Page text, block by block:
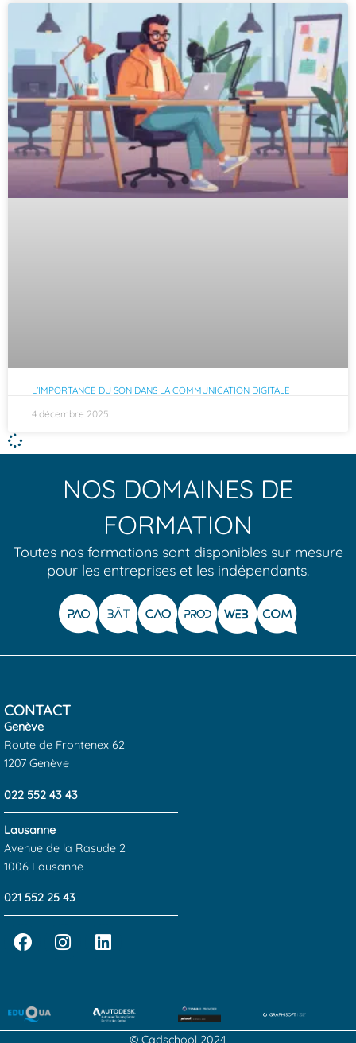
L’IMPORTANCE DU SON DANS LA COMMUNICATION DIGITALE
4 décembre 2025
NOS DOMAINES DE
FORMATION
Toutes nos formations sont disponibles sur mesure
pour les entreprises et les indépendants.
CONTACT
Genève
Route de Frontenex 62
1207 Genève
022 552 43 43
Lausanne
Avenue de la Rasude 2
1006 Lausanne
021 552 25 43
© Cadschool 2024